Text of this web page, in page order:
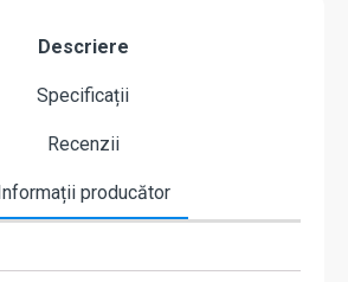
Descriere
Specificații
Recenzii
Informații producător